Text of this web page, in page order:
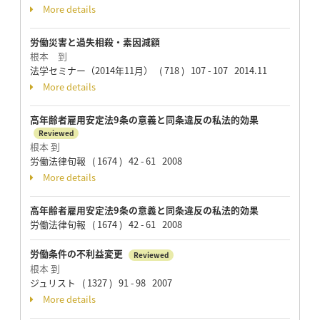
More details
労働災害と過失相殺・素因減額
根本 到
法学セミナー（2014年11月） ( 718 ) 107 - 107 2014.11
More details
高年齢者雇用安定法9条の意義と同条違反の私法的効果
Reviewed
根本 到
労働法律旬報 ( 1674 ) 42 - 61 2008
More details
高年齢者雇用安定法9条の意義と同条違反の私法的効果
労働法律旬報 ( 1674 ) 42 - 61 2008
労働条件の不利益変更 Reviewed
根本 到
ジュリスト ( 1327 ) 91 - 98 2007
More details